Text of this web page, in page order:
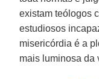
existam teólogos
estudiosos
misericórdia é a
mais luminosa da